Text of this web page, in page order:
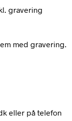
gravering
med gravering.
eller på telefon